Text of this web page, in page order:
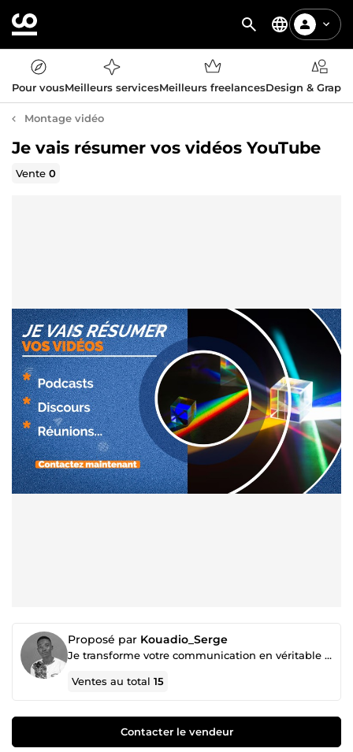
Pour vousMeilleurs servicesMeilleurs freelancesDesign &
Montage vidéo
Je vais résumer vos vidéos YouTube
Vente0
Proposé par Kouadio_Serge
Je transforme votre communication en véritable levier de croissance.
Ventes au total15
Contacter le vendeur